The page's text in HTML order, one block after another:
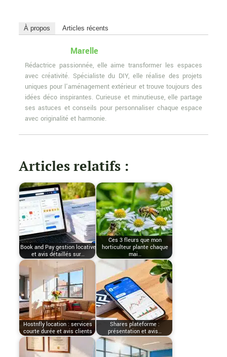
À propos Articles récents
Marelle
Rédactrice passionnée, elle aime transformer les espaces
avec créativité. Spécialiste du DIY, elle réalise des projets
uniques pour l'aménagement extérieur et trouve toujours des
idées déco inspirantes. Curieuse et minutieuse, elle partage
ses astuces et conseils pour personnaliser chaque espace
avec originalité et harmonie.
Articles relatifs :
Book and Pay gestion locative
et avis détaillés sur…
Ces 3 fleurs que mon
horticulteur plante chaque
mai…
Hostnfly location : services
courte durée et avis clients
Shares plateforme :
présentation et avis…